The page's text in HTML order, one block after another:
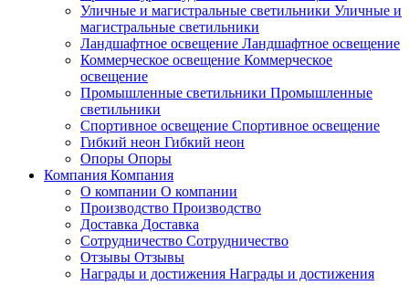
Уличные и магистральные светильники Уличные и
магистральные светильники
Ландшафтное освещение Ландшафтное освещение
Коммерческое освещение Коммерческое
освещение
Промышленные светильники Промышленные
светильники
Спортивное освещение Спортивное освещение
Гибкий неон Гибкий неон
Опоры Опоры
Компания Компания
О компании О компании
Производство Производство
Доставка Доставка
Сотрудничество Сотрудничество
Отзывы Отзывы
Награды и достижения Награды и достижения